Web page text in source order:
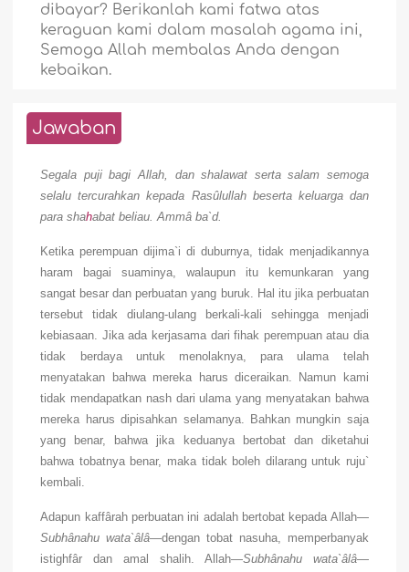
dibayar? Berikanlah kami fatwa atas
keraguan kami dalam masalah agama ini,
Semoga Allah membalas Anda dengan
kebaikan.
Jawaban
Segala puji bagi Allah, dan shalawat serta salam semoga
selalu tercurahkan kepada Rasûlullah beserta keluarga dan
para shahabat beliau. Ammâ ba`d.
Ketika perempuan dijima`i di duburnya, tidak menjadikannya
haram bagai suaminya, walaupun itu kemunkaran yang
sangat besar dan perbuatan yang buruk. Hal itu jika perbuatan
tersebut tidak diulang-ulang berkali-kali sehingga menjadi
kebiasaan. Jika ada kerjasama dari fihak perempuan atau dia
tidak berdaya untuk menolaknya, para ulama telah
menyatakan bahwa mereka harus diceraikan. Namun kami
tidak mendapatkan nash dari ulama yang menyatakan bahwa
mereka harus dipisahkan selamanya. Bahkan mungkin saja
yang benar, bahwa jika keduanya bertobat dan diketahui
bahwa tobatnya benar, maka tidak boleh dilarang untuk ruju`
kembali.
Adapun kaffârah perbuatan ini adalah bertobat kepada Allah—
Subhânahu wata`âlâ—dengan tobat nasuha, memperbanyak
istighfâr dan amal shalih. Allah—Subhânahu wata`âlâ—